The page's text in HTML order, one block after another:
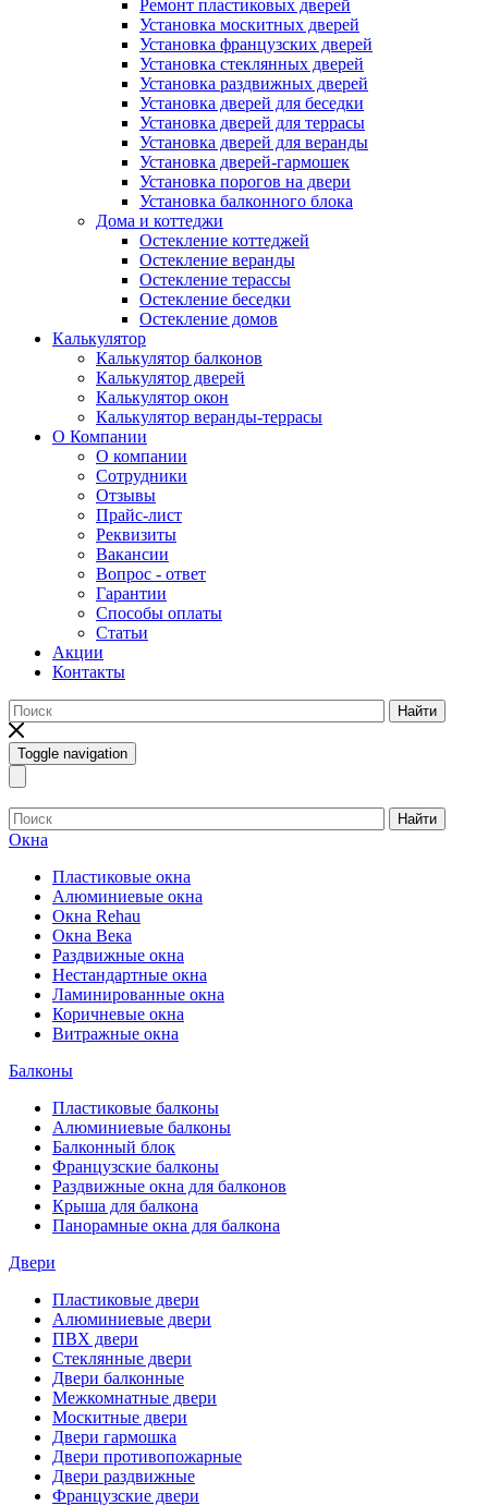
Ремонт пластиковых дверей
Установка москитных дверей
Установка французских дверей
Установка стеклянных дверей
Установка раздвижных дверей
Установка дверей для беседки
Установка дверей для террасы
Установка дверей для веранды
Установка дверей-гармошек
Установка порогов на двери
Установка балконного блока
Дома и коттеджи
Остекление коттеджей
Остекление веранды
Остекление терассы
Остекление беседки
Остекление домов
Калькулятор
Калькулятор балконов
Калькулятор дверей
Калькулятор окон
Калькулятор веранды-террасы
О Компании
О компании
Сотрудники
Отзывы
Прайс-лист
Реквизиты
Вакансии
Вопрос - ответ
Гарантии
Способы оплаты
Статьи
Акции
Контакты
Найти
Toggle navigation
Найти
Окна
Пластиковые окна
Алюминиевые окна
Окна Rehau
Окна Века
Раздвижные окна
Нестандартные окна
Ламинированные окна
Коричневые окна
Витражные окна
Балконы
Пластиковые балконы
Алюминиевые балконы
Балконный блок
Французские балконы
Раздвижные окна для балконов
Крыша для балкона
Панорамные окна для балкона
Двери
Пластиковые двери
Алюминиевые двери
ПВХ двери
Стеклянные двери
Двери балконные
Межкомнатные двери
Москитные двери
Двери гармошка
Двери противопожарные
Двери раздвижные
Французские двери